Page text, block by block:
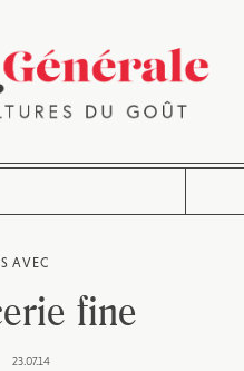
AVEC
fine
23.07.14